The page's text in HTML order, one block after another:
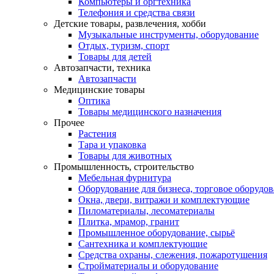
Телефония и средства связи
Детские товары, развлечения, хобби
Музыкальные инструменты, оборудование
Отдых, туризм, спорт
Товары для детей
Автозапчасти, техника
Автозапчасти
Медицинские товары
Оптика
Товары медицинского назначения
Прочее
Растения
Тара и упаковка
Товары для животных
Промышленность, строительство
Мебельная фурнитура
Оборудование для бизнеса, торговое
Окна, двери, витражи и комплектующие
Пиломатериалы, лесоматериалы
Плитка, мрамор, гранит
Промышленное оборудование, сырьё
Сантехника и комплектующие
Средства охраны, слежения, пожаротушения
Стройматериалы и оборудование